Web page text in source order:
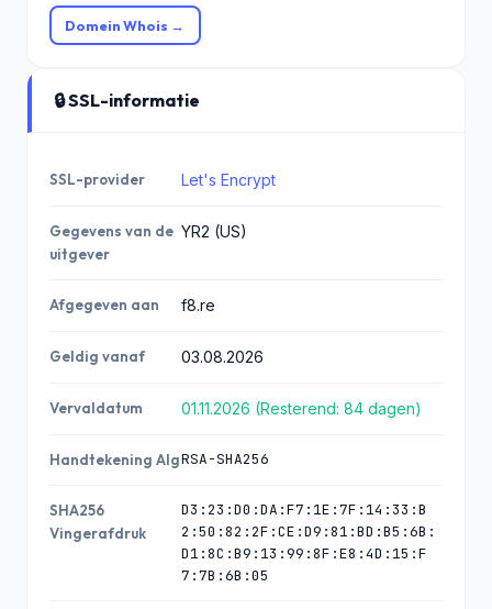
Domein Whois →
🔒 SSL-informatie
SSL-provider Let's Encrypt
Gegevens van de
uitgever
YR2 (US)
Afgegeven aan f8.re
Geldig vanaf 03.08.2026
Vervaldatum 01.11.2026 (Resterend: 84 dagen)
Handtekening AlgRSA-SHA256
SHA256
Vingerafdruk
D3:23:D0:DA:F7:1E:7F:14:33:B
2:50:82:2F:CE:D9:81:BD:B5:6B:
D1:8C:B9:13:99:8F:E8:4D:15:F
7:7B:6B:05